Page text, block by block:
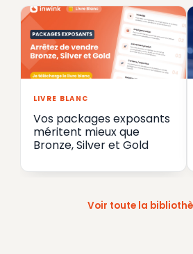
LIVRE BLANC
Vos packages exposants
méritent mieux que
Bronze, Silver et Gold
Voir toute la